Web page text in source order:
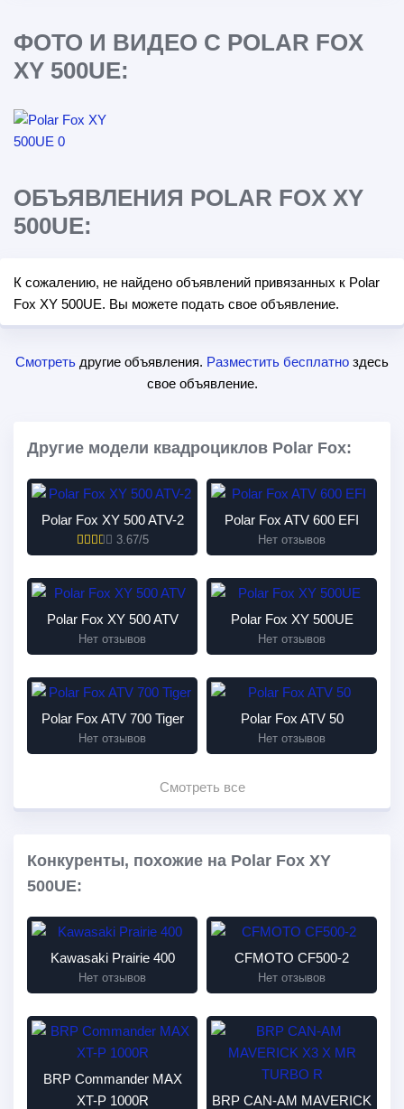
ФОТО И ВИДЕО С POLAR FOX
XY 500UE:
ОБЪЯВЛЕНИЯ POLAR FOX XY
500UE:
К сожалению, не найдено объявлений привязанных к Polar
Fox XY 500UE. Вы можете подать свое объявление.
Смотреть другие объявления. Разместить бесплатно здесь
свое объявление.
Другие модели квадроциклов Polar Fox:
Polar Fox XY 500 ATV-2
3.67/5
Polar Fox ATV 600 EFI
Нет отзывов
Polar Fox XY 500 ATV
Нет отзывов
Polar Fox XY 500UE
Нет отзывов
Polar Fox ATV 700 Tiger
Нет отзывов
Polar Fox ATV 50
Нет отзывов
Смотреть все
Конкуренты, похожие на Polar Fox XY
500UE:
Kawasaki Prairie 400
Нет отзывов
CFMOTO CF500-2
Нет отзывов
BRP Commander MAX
XT-P 1000R
BRP CAN-AM MAVERICK